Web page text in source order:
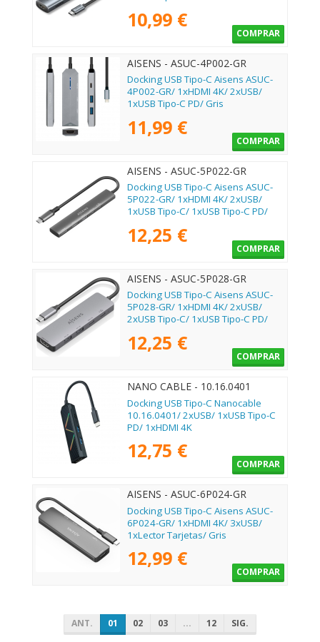
10,99 €
COMPRAR
AISENS - ASUC-4P002-GR
Docking USB Tipo-C Aisens ASUC-
4P002-GR/ 1xHDMI 4K/ 2xUSB/
1xUSB Tipo-C PD/ Gris
11,99 €
COMPRAR
AISENS - ASUC-5P022-GR
Docking USB Tipo-C Aisens ASUC-
5P022-GR/ 1xHDMI 4K/ 2xUSB/
1xUSB Tipo-C/ 1xUSB Tipo-C PD/
12,25 €
COMPRAR
AISENS - ASUC-5P028-GR
Docking USB Tipo-C Aisens ASUC-
5P028-GR/ 1xHDMI 4K/ 2xUSB/
2xUSB Tipo-C/ 1xUSB Tipo-C PD/
12,25 €
COMPRAR
NANO CABLE - 10.16.0401
Docking USB Tipo-C Nanocable
10.16.0401/ 2xUSB/ 1xUSB Tipo-C
PD/ 1xHDMI 4K
12,75 €
COMPRAR
AISENS - ASUC-6P024-GR
Docking USB Tipo-C Aisens ASUC-
6P024-GR/ 1xHDMI 4K/ 3xUSB/
1xLector Tarjetas/ Gris
12,99 €
COMPRAR
ANT. 01 02 03 ... 12 SIG.